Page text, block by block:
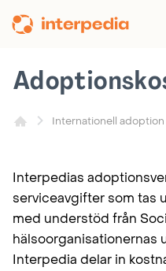
till
Internationell adoption
Interpedias
serviceavgifter som tas
med understöd från
hälsoorganisationernas
Interpedia delar in